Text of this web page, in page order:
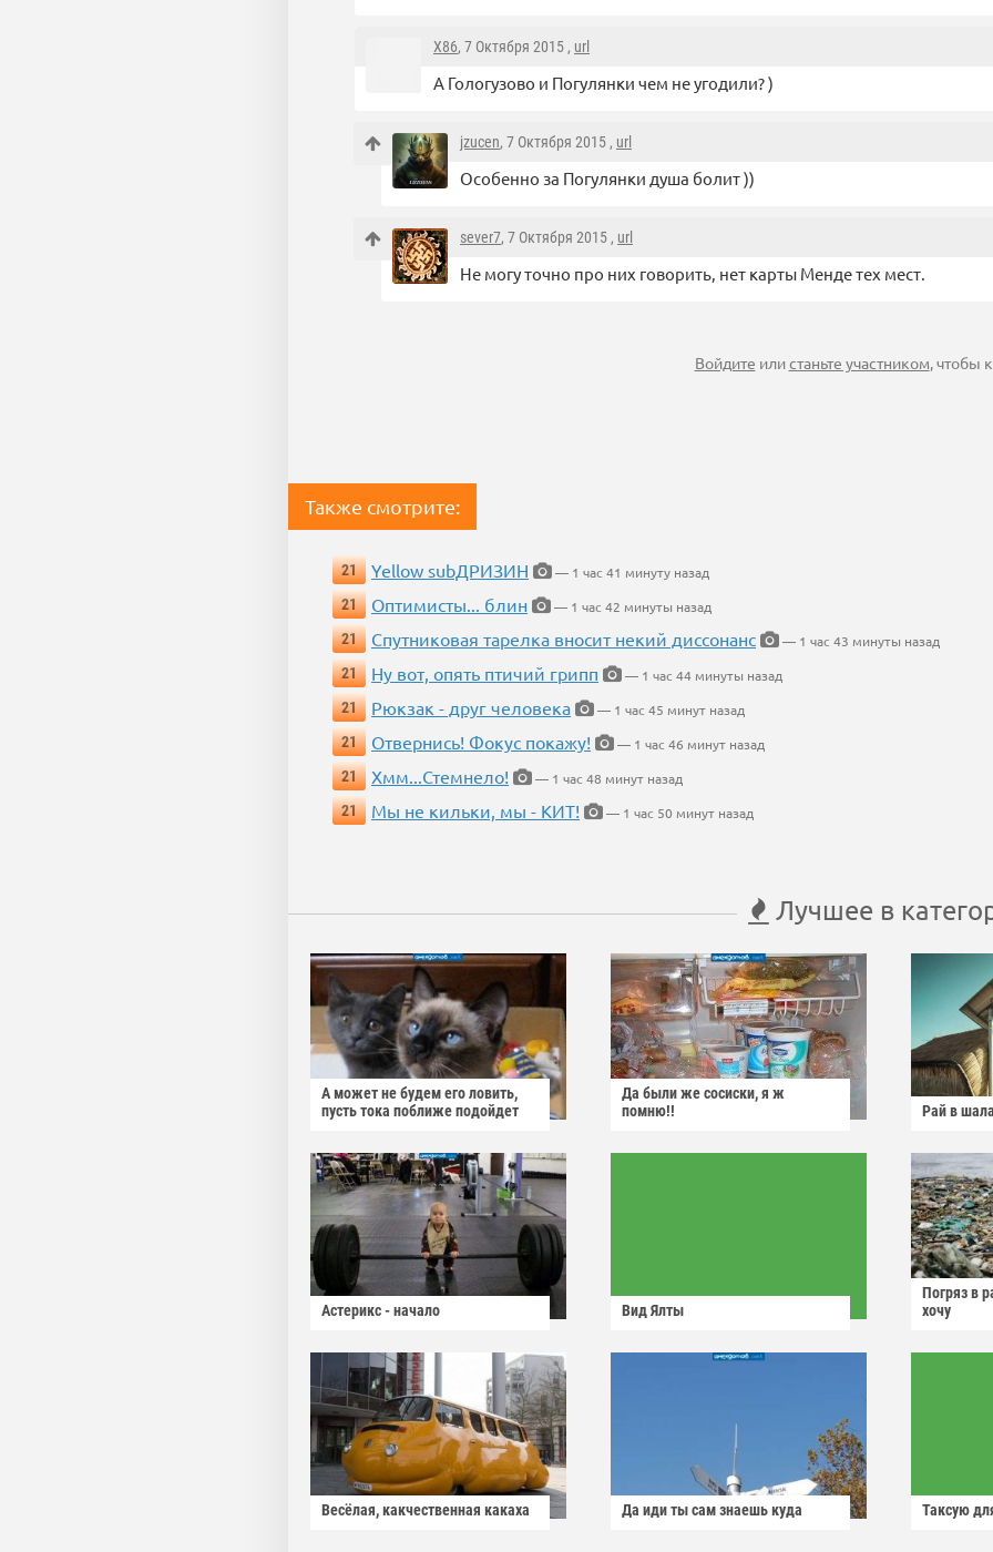
X86, 7 Октября 2015 , url
А Гологузово и Погулянки чем не угодили? )
jzucen, 7 Октября 2015 , url
Особенно за Погулянки душа болит ))
sever7, 7 Октября 2015 , url
Не могу точно про них говорить, нет карты Менде тех мест.
Войдите илистаньте участником, чтобы
Также смотрите:
21 Yellow subДРИЗИН
— 1 час 41 минуту назад
21
Оптимисты... блин
— 1 час 42 минуты назад
21
Спутниковая тарелка вносит некий диссонанс
— 1 час 43 минуты назад
21
Ну вот, опять птичий грипп
— 1 час 44 минуты назад
21
Рюкзак - друг человека
— 1 час 45 минут назад
21
Отвернись! Фокус покажу!
— 1 час 46 минут назад
21
Хмм...Стемнело!
— 1 час 48 минут назад
21
Мы не кильки, мы - КИТ! — 1 час 50 минут назад
Лучшее в
А может не будем его ловить,
пусть тока поближе подойдет
Да были же сосиски, я ж
помню!!
Рай в
Астерикс - начало Вид Ялты
Погряз в
хочу
Весёлая, какчественная какаха Да иди ты сам знаешь куда Таксую